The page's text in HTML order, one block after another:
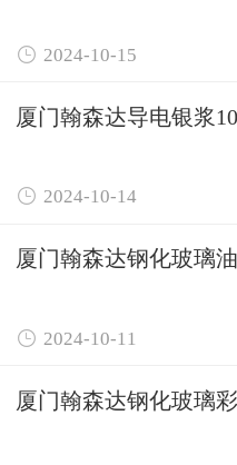
 2024-10-15
厦门翰森达导电银浆
 2024-10-14
厦门翰森达钢化玻璃
 2024-10-11
厦门翰森达钢化玻璃